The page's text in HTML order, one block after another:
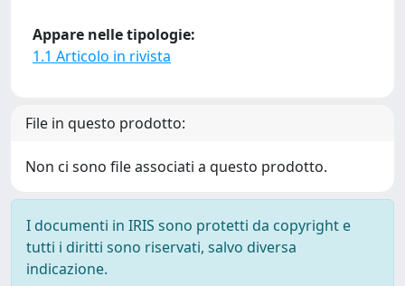
Appare nelle tipologie:
1.1 Articolo in rivista
File in questo prodotto:
Non ci sono file associati a questo prodotto.
I documenti in IRIS sono protetti da copyright e
tutti i diritti sono riservati, salvo diversa
indicazione.